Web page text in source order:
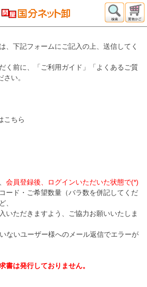
、下記フォームにご記入の上、送信してく
く前に、「ご利用ガイド」「よくあるご質
い。
こちら
会員登録後、ログインいただいた状態で(*)
ード・ご希望数量（バラ数を併記してくだ
、
いただきますよう、ご協力お願いいたしま
ないユーザー様へのメール返信でエラーが
書は発行しておりません。